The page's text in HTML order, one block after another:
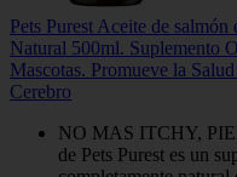
Pets Purest Aceite de
Natural 500ml. Suplemento
Mascotas. Promueve la
Cerebro
NO MAS ITCHY,
de Pets Purest es un